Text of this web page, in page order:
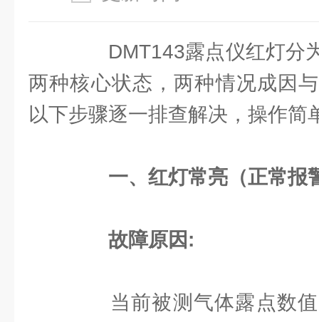
DMT143露点仪红灯分
两种核心状态，两种情况成因
以下步骤逐一排查解决，操作简
一、红灯常亮（正常报
故障原因:
当前被测气体露点数值